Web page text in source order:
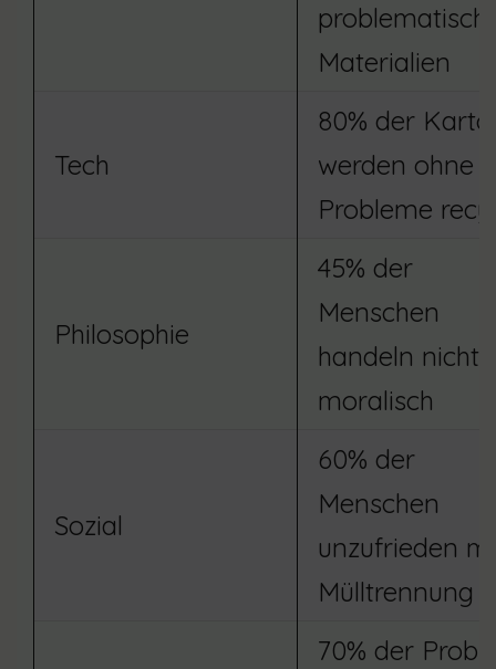
Materialien
Tech
80% der
werden ohne
Probleme
Philosophie
45% der
Menschen
handeln nicht
moralisch
Sozial
60% der
Menschen
unzufrieden
Mülltrennung
70% der